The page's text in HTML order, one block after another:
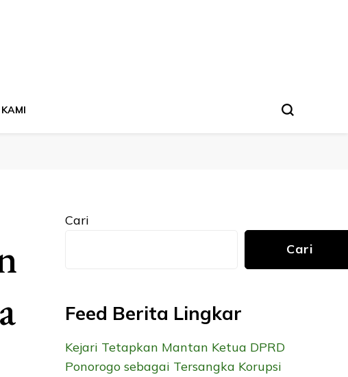
Cari
Cari
Feed Berita Lingkar
Kejari Tetapkan Mantan Ketua DPRD
Ponorogo sebagai Tersangka Korupsi